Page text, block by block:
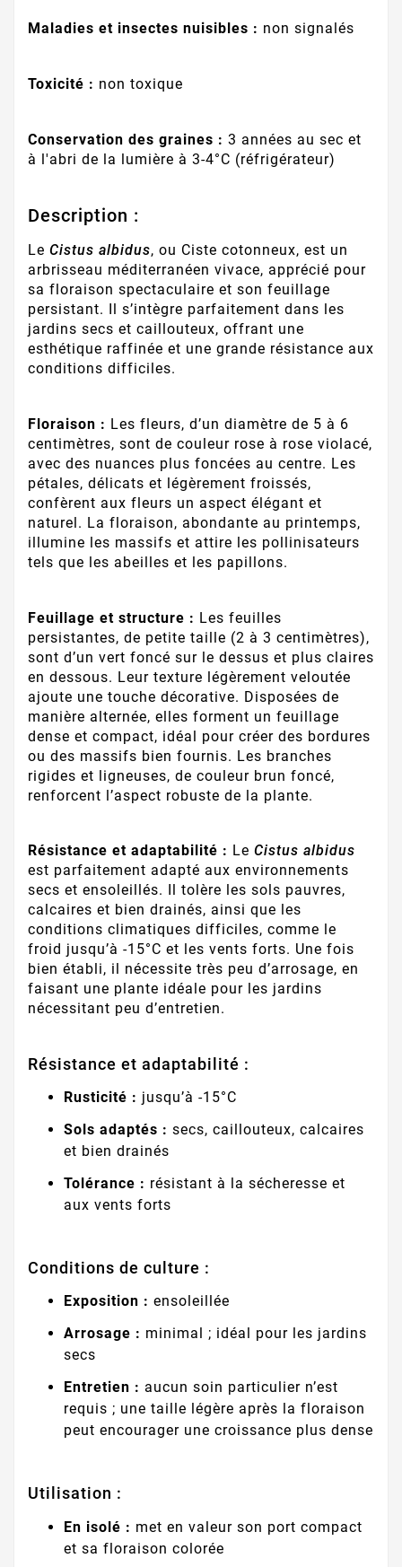
Maladies et insectes nuisibles : non signalés
Toxicité : non toxique
Conservation des graines : 3 années au sec et
à l'abri de la lumière à 3-4°C (réfrigérateur)
Description :
Le Cistus albidus, ou Ciste cotonneux, est un
arbrisseau méditerranéen vivace, apprécié pour
sa floraison spectaculaire et son feuillage
persistant. Il s’intègre parfaitement dans les
jardins secs et caillouteux, offrant une
esthétique raffinée et une grande résistance aux
conditions difficiles.
Floraison : Les fleurs, d’un diamètre de 5 à 6
centimètres, sont de couleur rose à rose violacé,
avec des nuances plus foncées au centre. Les
pétales, délicats et légèrement froissés,
confèrent aux fleurs un aspect élégant et
naturel. La floraison, abondante au printemps,
illumine les massifs et attire les pollinisateurs
tels que les abeilles et les papillons.
Feuillage et structure : Les feuilles
persistantes, de petite taille (2 à 3 centimètres),
sont d’un vert foncé sur le dessus et plus claires
en dessous. Leur texture légèrement veloutée
ajoute une touche décorative. Disposées de
manière alternée, elles forment un feuillage
dense et compact, idéal pour créer des bordures
ou des massifs bien fournis. Les branches
rigides et ligneuses, de couleur brun foncé,
renforcent l’aspect robuste de la plante.
Résistance et adaptabilité : Le Cistus albidus
est parfaitement adapté aux environnements
secs et ensoleillés. Il tolère les sols pauvres,
calcaires et bien drainés, ainsi que les
conditions climatiques difficiles, comme le
froid jusqu’à -15°C et les vents forts. Une fois
bien établi, il nécessite très peu d’arrosage, en
faisant une plante idéale pour les jardins
nécessitant peu d’entretien.
Résistance et adaptabilité :
Rusticité : jusqu’à -15°C
Sols adaptés : secs, caillouteux, calcaires
et bien drainés
Tolérance : résistant à la sécheresse et
aux vents forts
Conditions de culture :
Exposition : ensoleillée
Arrosage : minimal ; idéal pour les jardins
secs
Entretien : aucun soin particulier n’est
requis ; une taille légère après la floraison
peut encourager une croissance plus dense
Utilisation :
En isolé : met en valeur son port compact
et sa floraison colorée